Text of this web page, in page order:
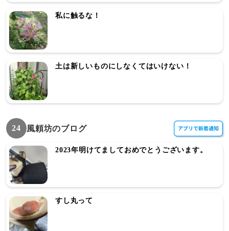
私に触るな！
土は新しいものにしなくてはいけない！
24 風頼坊のブログ
2023年明けてましておめでとうございます。
すし丸って